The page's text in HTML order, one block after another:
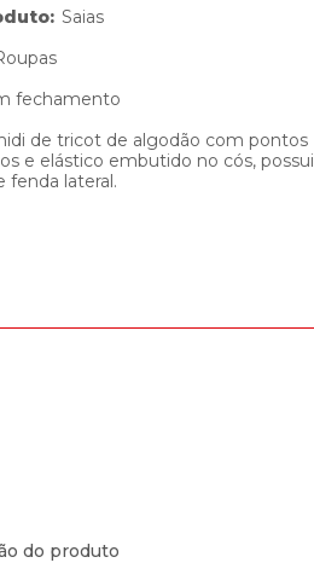
: Saias
fechamento
de tricot de algodão com pontos
e elástico embutido no cós, possui
fenda lateral.
do produto